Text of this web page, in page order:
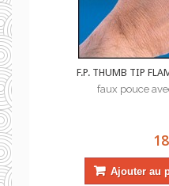
F.P. THUMB TIP
faux pouce
Ajouter au